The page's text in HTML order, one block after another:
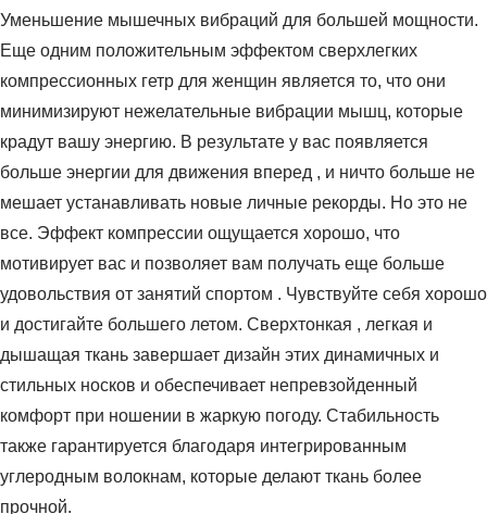
Уменьшение мышечных вибраций для большей мощности.
Еще одним положительным эффектом сверхлегких
компрессионных гетр для женщин является то, что они
минимизируют нежелательные вибрации мышц, которые
крадут вашу энергию. В результате у вас появляется
больше энергии для движения вперед , и ничто больше не
мешает устанавливать новые личные рекорды. Но это не
все. Эффект компрессии ощущается хорошо, что
мотивирует вас и позволяет вам получать еще больше
удовольствия от занятий спортом . Чувствуйте себя хорошо
и достигайте большего летом. Сверхтонкая , легкая и
дышащая ткань завершает дизайн этих динамичных и
стильных носков и обеспечивает непревзойденный
комфорт при ношении в жаркую погоду. Стабильность
также гарантируется благодаря интегрированным
углеродным волокнам, которые делают ткань более
прочной.